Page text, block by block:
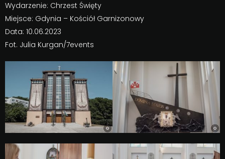
Wydarzenie: Chrzest Święty
Miejsce: Gdynia – Kościół Garnizonowy
Data: 10.06.2023
Fot. Julia Kurgan/7events